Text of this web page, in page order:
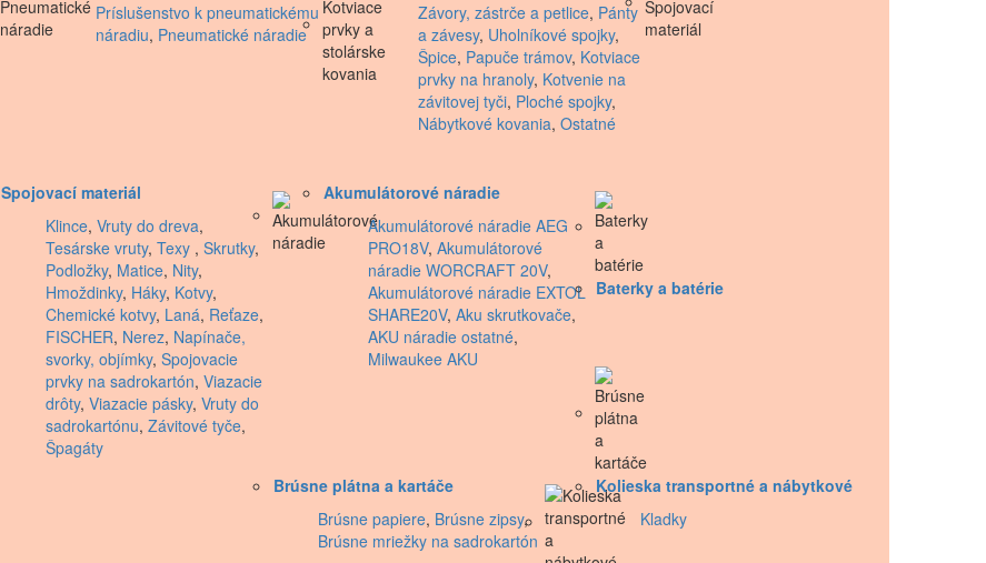
Príslušenstvo k pneumatickému
náradiu, Pneumatické náradie
Závory, zástrče a petlice, Pánty
a závesy, Uholníkové spojky,
Špice, Papuče trámov, Kotviace
prvky na hranoly, Kotvenie na
závitovej tyči, Ploché spojky,
Nábytkové kovania, Ostatné
Spojovací materiál
Klince, Vruty do dreva,
Tesárske vruty, Texy , Skrutky,
Podložky, Matice, Nity,
Hmoždinky, Háky, Kotvy,
Chemické kotvy, Laná, Reťaze,
FISCHER, Nerez, Napínače,
svorky, objímky, Spojovacie
prvky na sadrokartón, Viazacie
drôty, Viazacie pásky, Vruty do
sadrokartónu, Závitové tyče,
Špagáty
Akumulátorové náradie
Akumulátorové náradie AEG
PRO18V, Akumulátorové
náradie WORCRAFT 20V,
Akumulátorové náradie EXTOL
SHARE20V, Aku skrutkovače,
AKU náradie ostatné,
Milwaukee AKU
Baterky a batérie
Brúsne plátna a kartáče
Brúsne papiere, Brúsne zipsy,
Brúsne mriežky na sadrokartón
Kolieska transportné a nábytkové
Kladky